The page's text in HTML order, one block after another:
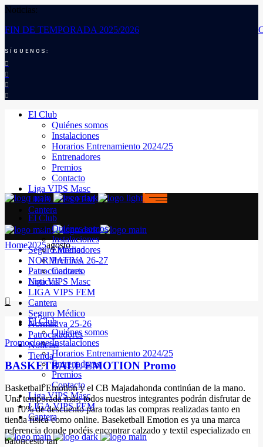
Noticias:
FIN DE TEMPORADA 2025/2026
SÍGUENOS:
El Club
Quiénes somos
Instalaciones
Horarios Entrenamiento 2024/25
Entrenadores
Premios
Contacto
Liga VIPS Masc
LIGA VIPS FEM
Cantera
Seguro Médico
NORMATIVA 26-27
Patrocinadores
Noticias
El Club
Quiénes somos
Instalaciones
Horarios Entrenamiento 2024/25
Entrenadores
Premios
Contacto
Liga VIPS Masc
LIGA VIPS FEM
Cantera
El Club
Quiénes somos
Instalaciones
Entrenadores
Premios
Contacto
Liga VIPS Masc
LIGA VIPS FEM
Cantera
Seguro Médico
Normativa 25-26
Patrocinadores
Noticias
Tienda
Home2025agosto
Promociones
BASKETBALL EMOTION Promo
Basketball Emotion y el CB Majadahonda continúan de la mano.
Una temporada más, todos nuestros integrantes podrán disfrutar de
un 10% de descuento para todas las compras realizadas tanto en
tienda física como online. Baseketball Emotion es ya una marca
referencia donde podéis encontrar calzado y textil especializado en
baloncesto tan